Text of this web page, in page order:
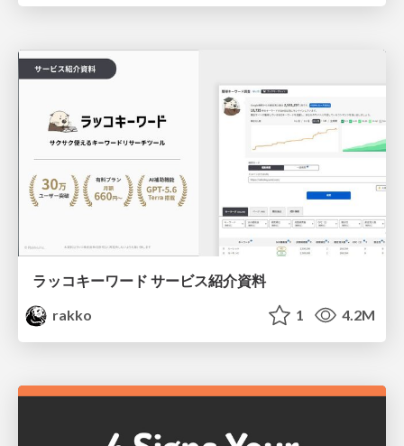
ラッコキーワード サービス紹介資料
rakko
1 4.2M